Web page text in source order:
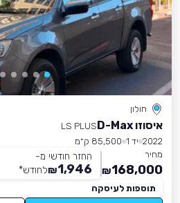
חולון
איסוזו D-Max
LS PLUS
2022 יד 1
85,500 ק״מ
מחיר
168,000
₪
החזר חודשי מ-
1,946
₪לחודש*
תוספות לעיסקה